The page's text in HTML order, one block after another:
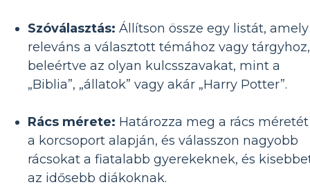
Szóválasztás: Állítson össze egy listát, amely
releváns a választott témához vagy tárgyhoz,
beleértve az olyan kulcsszavakat, mint a
„Biblia”, „állatok” vagy akár „Harry Potter”.
Rács mérete: Határozza meg a rács méretét
a korcsoport alapján, és válasszon nagyobb
rácsokat a fiatalabb gyerekeknek, és
az idősebb diákoknak.